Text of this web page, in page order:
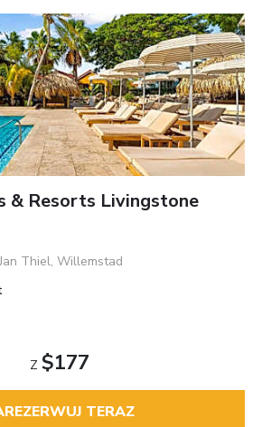
& Resorts Livingstone
Thiel, Willemstad
Z $177
TERAZ